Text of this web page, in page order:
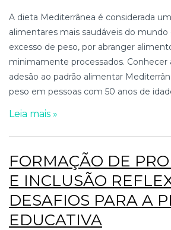
A dieta Mediterrânea é considerada
alimentares mais saudáveis do mundo
excesso de peso, por abranger
minimamente processados. Conhecer
adesão ao padrão alimentar
peso em pessoas com 50 anos de
Leia mais »
FORMAÇÃO DE
E INCLUSÃO
DESAFIOS PARA A
EDUCATIVA